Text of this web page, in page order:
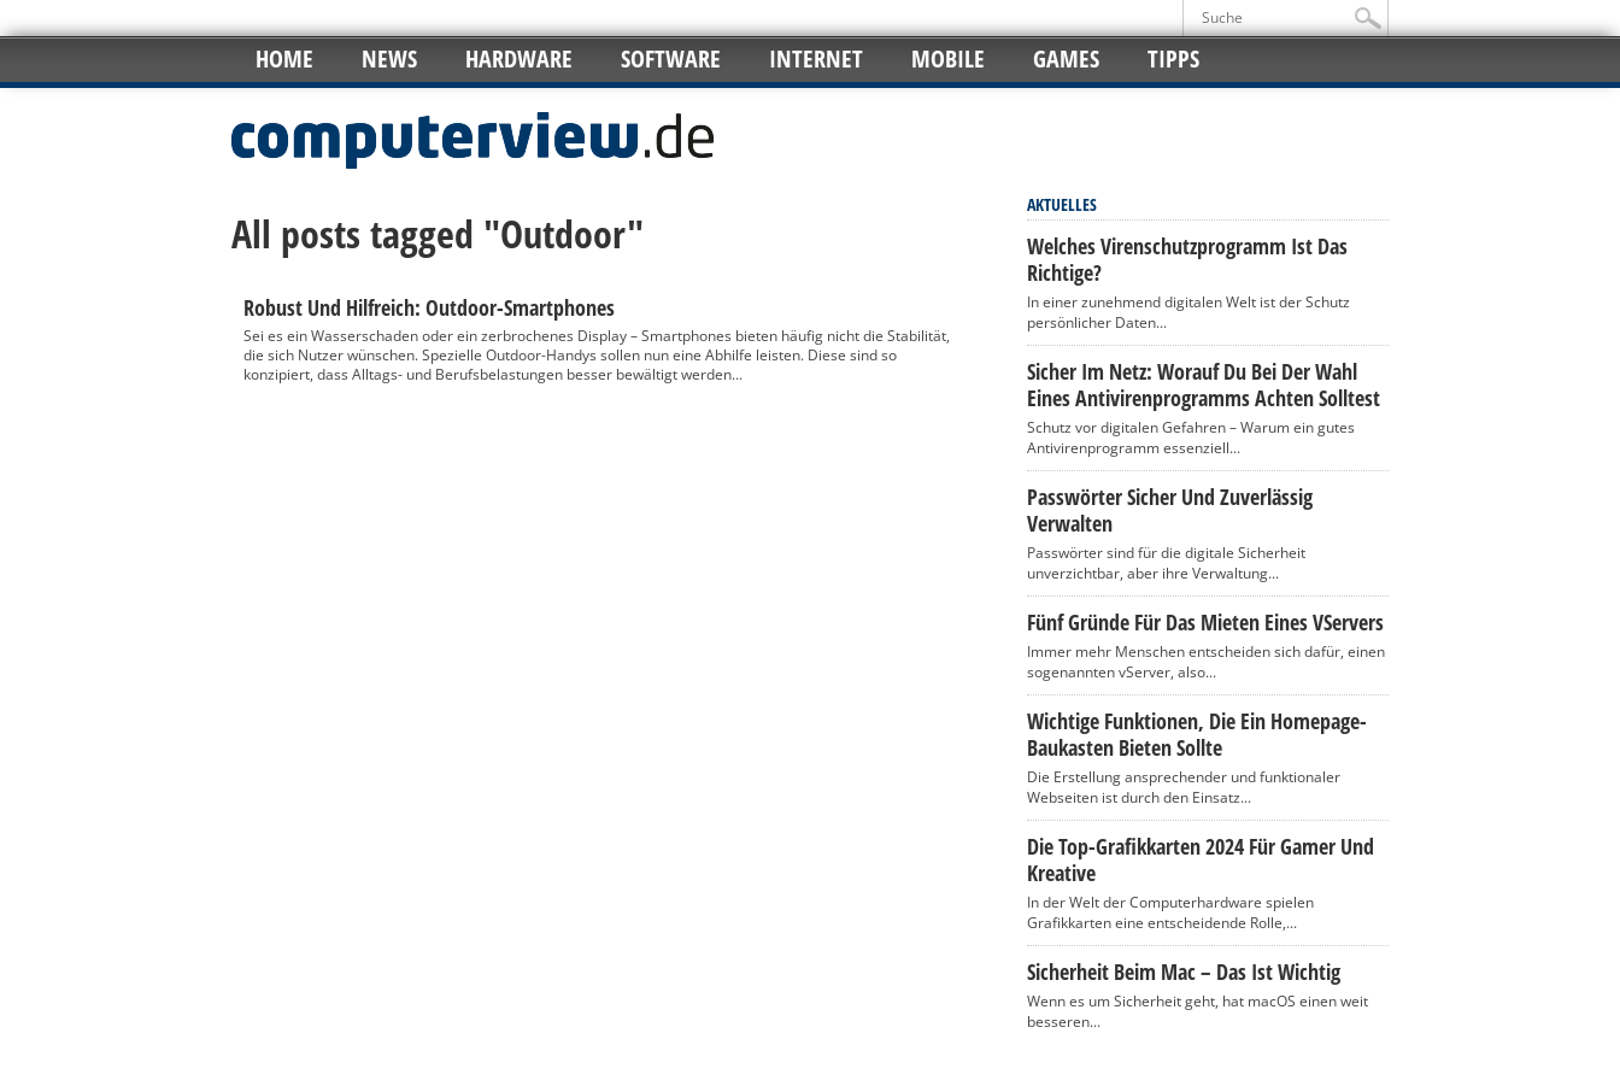
HOME NEWS HARDWARE SOFTWARE INTERNET MOBILE GAMES TIPPS
All posts tagged "Outdoor"
Robust Und Hilfreich: Outdoor-Smartphones
Sei es ein Wasserschaden oder ein zerbrochenes Display – Smartphones bieten häufig nicht die Stabilität,
die sich Nutzer wünschen. Spezielle Outdoor-Handys sollen nun eine Abhilfe leisten. Diese sind so
konzipiert, dass Alltags- und Berufsbelastungen besser bewältigt werden...
AKTUELLES
Welches Virenschutzprogramm Ist Das
Richtige?
In einer zunehmend digitalen Welt ist der Schutz
persönlicher Daten...
Sicher Im Netz: Worauf Du Bei Der Wahl
Eines Antivirenprogramms Achten Solltest
Schutz vor digitalen Gefahren – Warum ein gutes
Antivirenprogramm essenziell...
Passwörter Sicher Und Zuverlässig
Verwalten
Passwörter sind für die digitale Sicherheit
unverzichtbar, aber ihre Verwaltung...
Fünf Gründe Für Das Mieten Eines VServers
Immer mehr Menschen entscheiden sich dafür, einen
sogenannten vServer, also...
Wichtige Funktionen, Die Ein Homepage-
Baukasten Bieten Sollte
Die Erstellung ansprechender und funktionaler
Webseiten ist durch den Einsatz...
Die Top-Grafikkarten 2024 Für Gamer Und
Kreative
In der Welt der Computerhardware spielen
Grafikkarten eine entscheidende Rolle,...
Sicherheit Beim Mac – Das Ist Wichtig
Wenn es um Sicherheit geht, hat macOS einen weit
besseren...